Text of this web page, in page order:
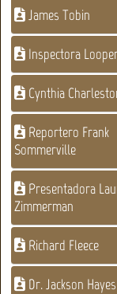
James Tobin
Inspectora
Cynthia
Reportero Frank
Sommerville
Presentadora
Zimmerman
Richard Fleece
Dr. Jackson Hayes